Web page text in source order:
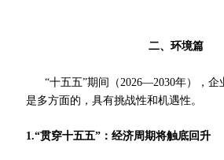
二、环境篇
“十五五”期间（2026—2030年），
是多方面的，具有挑战性和机遇性。
1.“贯穿十五五”：经济周期将触底回升